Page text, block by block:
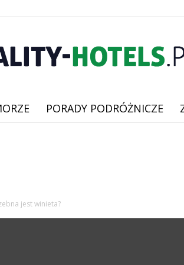
quality-
PORADY PODRÓŻNICZE
jest winieta?